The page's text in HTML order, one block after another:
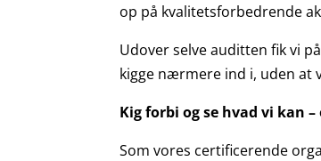
op på kvalitetsforbedrende
Udover selve auditten fik vi
kigge nærmere ind i, uden at
Kig forbi og se hvad vi kan
Som vores certificerende